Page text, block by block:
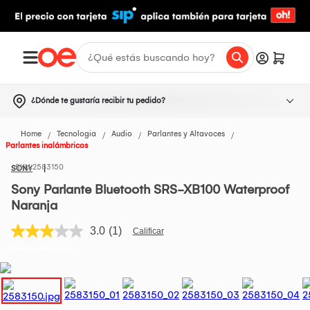
¿Dónde te gustaría recibir tu pedido?
Home Tecnologia Audio
Parlantes y Altavoces
Parlantes inalámbricos
SONY2583150
Sony Parlante Bluetooth SRS-XB100 Waterproof
Naranja
3.0 Lea
la
misma
(1)